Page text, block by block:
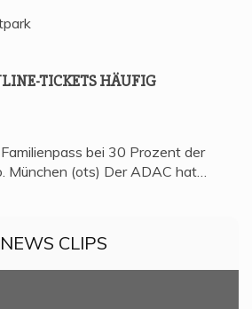
TICKETS HÄU­FIG
bei 30 Prozent der
München (ots) Der ADAC hat…
NEWS CLIPS